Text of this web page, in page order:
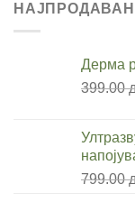
Дерма
399.00
799.00